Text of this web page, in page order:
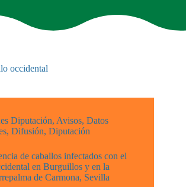
occidental
Diputación, Avisos, Datos
, Difusión, Diputación
de caballos infectados con el
en Burguillos y en la
de Carmona, Sevilla